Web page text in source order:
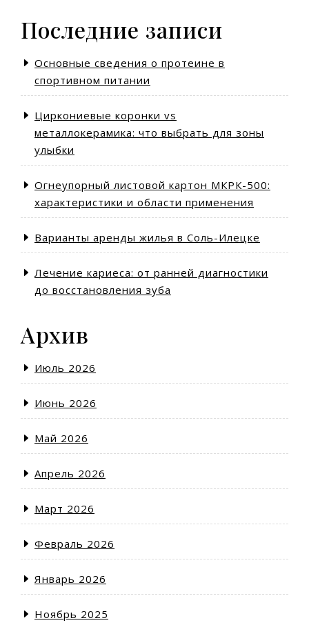
Последние записи
Основные сведения о протеине в
спортивном питании
Циркониевые коронки vs
металлокерамика: что выбрать для зоны
улыбки
Огнеупорный листовой картон МКРК-500:
характеристики и области применения
Варианты аренды жилья в Соль-Илецке
Лечение кариеса: от ранней диагностики
до восстановления зуба
Архив
Июль 2026
Июнь 2026
Май 2026
Апрель 2026
Март 2026
Февраль 2026
Январь 2026
Ноябрь 2025